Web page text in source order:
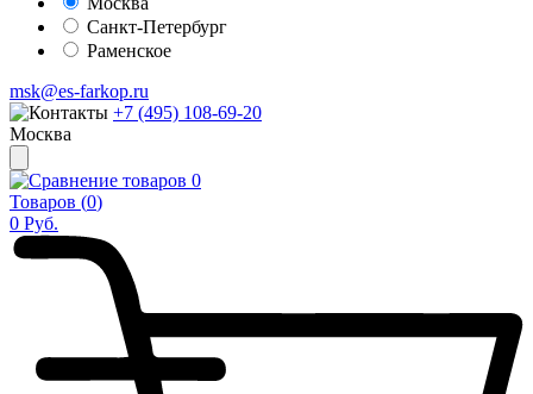
Санкт-Петербург
Раменское
msk@es-farkop.ru
+7 (495) 108-69-20
Москва
0
Товаров (0)
0 Руб.